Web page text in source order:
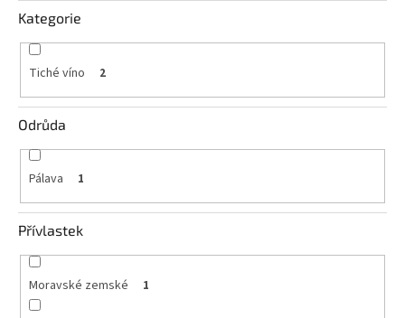
Vývrtky
BiB
větší
vína
Značky
Přihlášení
Kategorie
Tiché víno 2
Odrůda
Pálava 1
Přívlastek
Moravské zemské 1